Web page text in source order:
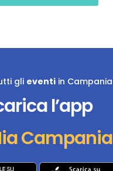
gli eventiin Campania
l’app
Campania